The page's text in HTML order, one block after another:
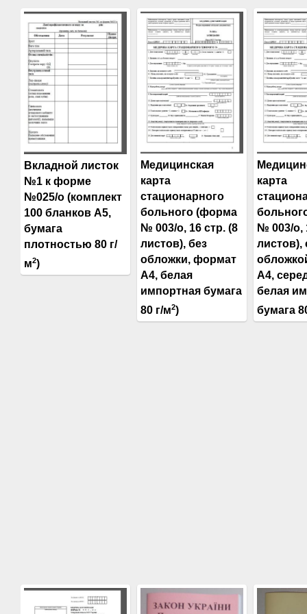
Вкладной листок
№1 к форме
№025/о (комплект
100 бланков А5,
бумага
плотностью 80 г/
м2)
Медицинская
карта
стационарного
больного (форма
№ 003/о, 16 стр. (8
листов), без
обложки, формат
А4, белая
импортная бумага
80 г/м2)
карта
№ 003/о,
листов),
А4,
белая
бумага